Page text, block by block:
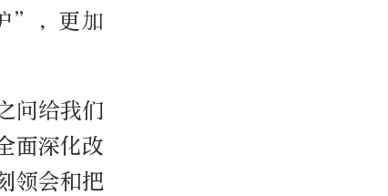
”，更加
问给我们
面深化改
领会和把